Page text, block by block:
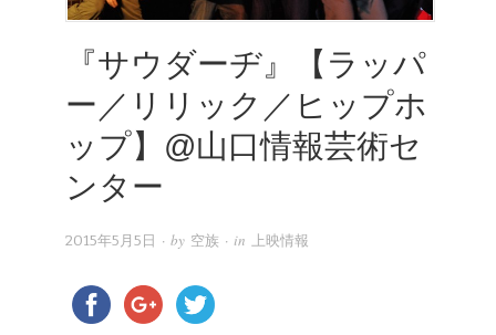
『サウダーヂ』【ラッパ
ー／リリック／ヒップホ
ップ】@山口情報芸術セ
ンター
2015年5月5日 · by 空族 · in 上映情報